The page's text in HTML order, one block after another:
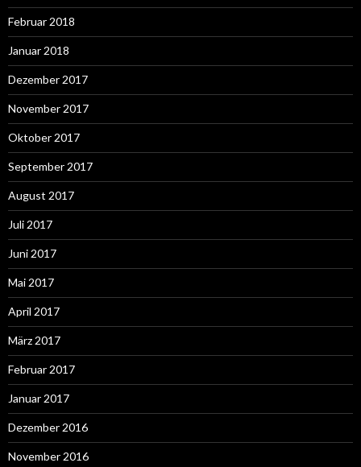
Februar 2018
Januar 2018
Dezember 2017
November 2017
Oktober 2017
September 2017
August 2017
Juli 2017
Juni 2017
Mai 2017
April 2017
März 2017
Februar 2017
Januar 2017
Dezember 2016
November 2016